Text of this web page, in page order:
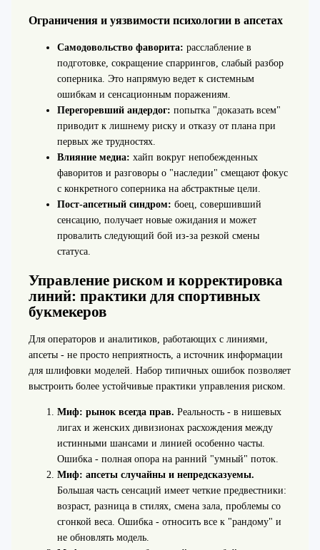
Ограничения и уязвимости психологии в апсетах
Самодовольство фаворита: расслабление в
подготовке, сокращение спаррингов, слабый разбор
соперника. Это напрямую ведет к системным
ошибкам и сенсационным поражениям.
Перегоревший андердог: попытка "доказать всем"
приводит к лишнему риску и отказу от плана при
первых же трудностях.
Влияние медиа: хайп вокруг непобежденных
фаворитов и разговоры о "наследии" смещают фокус
с конкретного соперника на абстрактные цели.
Пост-апсетный синдром: боец, совершивший
сенсацию, получает новые ожидания и может
провалить следующий бой из-за резкой смены
статуса.
Управление риском и корректировка
линий: практики для спортивных
букмекеров
Для операторов и аналитиков, работающих с линиями,
апсеты - не просто неприятность, а источник информации
для шлифовки моделей. Набор типичных ошибок позволяет
выстроить более устойчивые практики управления риском.
Миф: рынок всегда прав. Реальность - в нишевых
лигах и женских дивизионах расхождения между
истинными шансами и линией особенно часты.
Ошибка - полная опора на ранний "умный" поток.
Миф: апсеты случайны и непредсказуемы.
Большая часть сенсаций имеет четкие предвестники:
возраст, разница в стилях, смена зала, проблемы со
сгонкой веса. Ошибка - относить все к "рандому" и
не обновлять модель.